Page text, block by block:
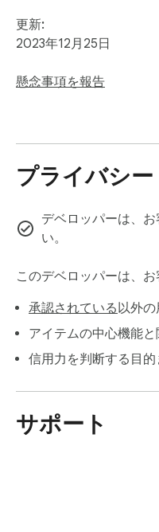
(チェコ・クローナ)、
ーナ)、HUF (ハンガリ
ンギット)、NGN (ナイ
ィリピン・ペソ)、PKR
取り等にご利用頂いて
ットレートが適用されま
お陰様で、300万人を超
金移動業者として登録
TransferWiseの利用例:
- 海外にある不動産やロ
更新:
2023年12月25日
懸念事項を報告
プライバシー
デベロッパーは、
い。
このデベロッパーは、
承認されている以外
アイテムの中心機能
信用力を判断する目
サポート